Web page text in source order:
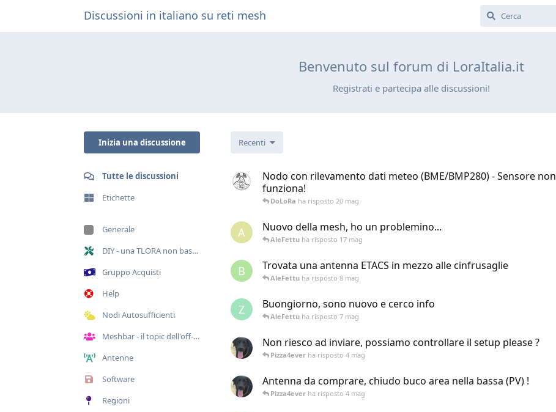
Discussioni in italiano su reti mesh
Benvenuto sul forum di LoraItalia.it
Registrati e partecipa alle discussioni!
Inizia una discussione
Tutte le discussioni
Etichette
Generale
DIY - una TLORA non basta!
Gruppo Acquisti
Help
Nodi Autosufficienti
Meshbar - il topic dell'off-topic
Antenne
Software
Regioni
Recenti
Nodo con rilevamento dati meteo (BME/BMP280) - Sensore non
funziona!
DoLoRa ha risposto 20 mag
A Nuovo della mesh, ho un problemino...
AleFettu ha risposto 17 mag
B Trovata una antenna ETACS in mezzo alle cinfrusaglie
AleFettu ha risposto 8 mag
Z Buongiorno, sono nuovo e cerco info
AleFettu ha risposto 7 mag
Non riesco ad inviare, possiamo controllare il setup please ?
Pizza4ever ha risposto 4 mag
Antenna da comprare, chiudo buco area nella bassa (PV) !
Pizza4ever ha risposto 4 mag